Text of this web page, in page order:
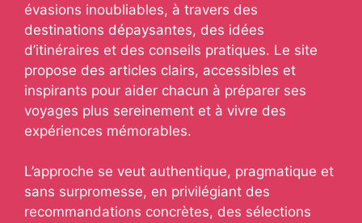
évasions inoubliables, à travers des
destinations dépaysantes, des idées
d’itinéraires et des conseils pratiques. Le site
propose des articles clairs, accessibles et
inspirants pour aider chacun à préparer ses
voyages plus sereinement et à vivre des
expériences mémorables.
L’approche se veut authentique, pragmatique et
sans surpromesse, en privilégiant des
recommandations concrètes, des sélections